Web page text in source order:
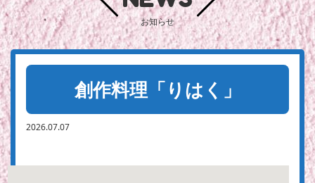
お知らせ
創作料理「りはく」
2026.07.07